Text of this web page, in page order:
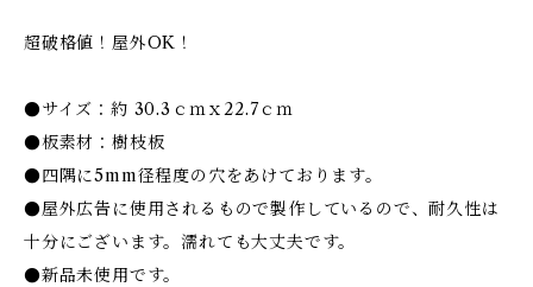
超破格値！屋外OK！
●サイズ：約 30.3ｃｍｘ22.7ｃｍ
●板素材：樹枝板
●四隅に5mm径程度の穴をあけております。
●屋外広告に使用されるもので製作しているので、耐久性は
十分にございます。濡れても大丈夫です。
●新品未使用です。